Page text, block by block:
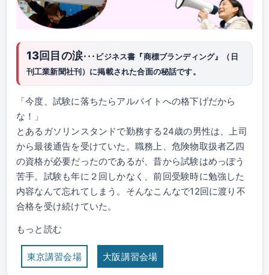
13回目の涙･･･ビジネス書『商標ブランディング』（日
刊工業新聞社刊）に掲載された合面の秘話です。
「今度、試験に落ちたらアルバイトへの格下げだから
な！」
とあるガソリンスタンドで勤務する24歳の男性は、上司
から最後通告を受けていた。職務上、危険物取扱者乙四
の資格が必要だったのであるが、昔から試験はめっぽう
苦手。試験も年に２回しかなく、前回受験時に勉強した
内容なんて忘れてしまう。そんなこんなで12回に渡り不
合格を受け続けていた。
もっと読む
東京講習会場 大阪講習会場